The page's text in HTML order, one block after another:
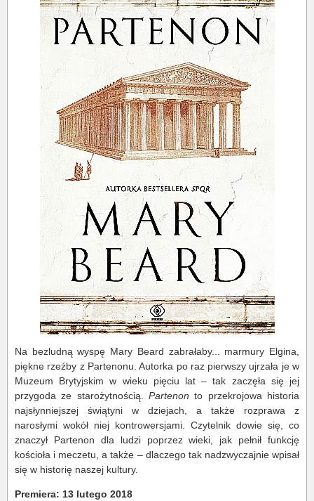
Na bezludną wyspę Mary Beard zabrałaby... marmury Elgina,
piękne rzeźby z Partenonu. Autorka po raz pierwszy ujrzała je w
Muzeum Brytyjskim w wieku pięciu lat – tak zaczęła się jej
przygoda ze starożytnością. Partenon to przekrojowa historia
najsłynniejszej świątyni w dziejach, a także rozprawa z
narosłymi wokół niej kontrowersjami. Czytelnik dowie się, co
znaczył Partenon dla ludzi poprzez wieki, jak pełnił funkcję
kościoła i meczetu, a także – dlaczego tak nadzwyczajnie wpisał
się w historię naszej kultury.
Premiera: 13 lutego 2018